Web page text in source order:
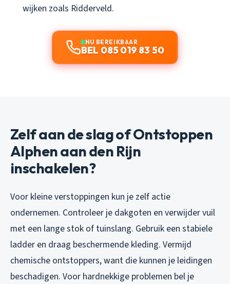
wijken zoals Ridderveld.
NU BEREIKBAAR
BEL 085 019 83 50
Zelf aan de slag of Ontstoppen
Alphen aan den Rijn
inschakelen?
Voor kleine verstoppingen kun je zelf actie
ondernemen. Controleer je dakgoten en verwijder vuil
met een lange stok of tuinslang. Gebruik een stabiele
ladder en draag beschermende kleding. Vermijd
chemische ontstoppers, want die kunnen je leidingen
beschadigen. Voor hardnekkige problemen bel je